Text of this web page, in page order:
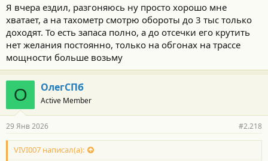
Но на прицепе тяжелее мотика лучше ничего не таскать.
Я вчера ездил, разгоняюсь ну просто хорошо мне
хватает, а на тахометр смотрю обороты до 3 тыс только
доходят. То есть запаса полно, а до отсечки его крутить
нет желания постоянно, только на обгонах на трассе
мощности больше возьму
О ОлегСПб
Active Member
29 Янв 2026 #2.218
VIVI007 написал(а):